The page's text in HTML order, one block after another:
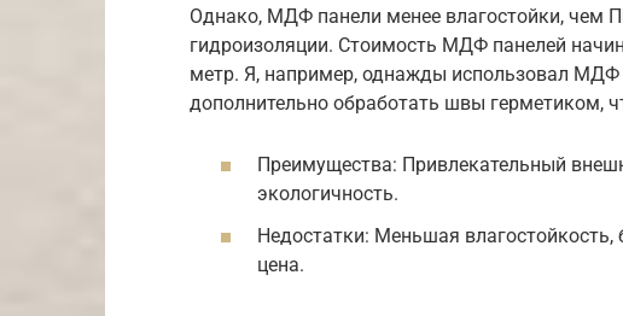
Однако, МДФ панели менее влагостойки, чем
гидроизоляции. Стоимость МДФ панелей
метр. Я, например, однажды использовал МДФ
дополнительно обработать швы герметиком,
Преимущества: Привлекательный
экологичность.
Недостатки: Меньшая
цена.